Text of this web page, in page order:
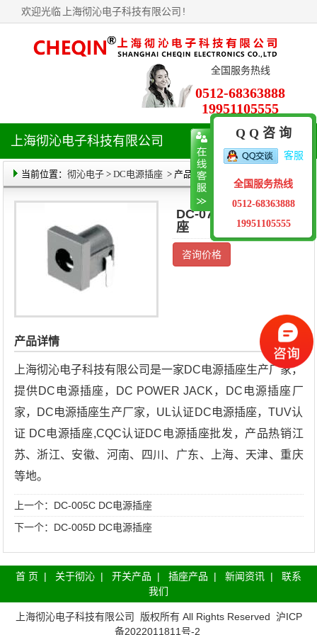
欢迎光临 上海彻沁电子科技有限公司 !
全国服务热线
0512-68363888
19951105555
航
单
上海彻沁电子科技有限公司
当前位置： 彻沁电子> DC电源插座 > 产品详情
DC-070 DC电源插
座
咨询价格
产品详情
上海彻沁电子科技有限公司是一家DC电源插座生产厂家，
提供DC电源插座，DC POWER JACK，DC电源插座厂
家，DC电源插座生产厂家，UL认证DC电源插座，TUV认
证 DC电源插座,CQC认证DC电源插座批发，产品热销江
苏、浙江、安徽、河南、四川、广东、上海、天津、重庆
等地。
上一个： DC-005C DC电源插座
下一个： DC-005D DC电源插座
首 页 | 关于彻沁 | 开关产品 | 插座产品 | 新闻资讯 | 联系
我们
上海彻沁电子科技有限公司 版权所有 All Rights Reserved 沪ICP
备2022011811号-2
Q Q 咨 询
客服
全国服务热线
0512-68363888
19951105555